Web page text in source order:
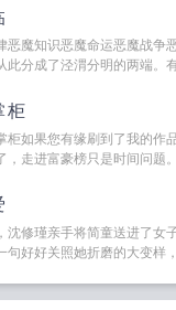
恶魔知识恶魔命运恶魔战争
此分成了泾渭分明的两端。
柜
柜如果您有缘刷到了我的作
，走进富豪榜只是时间问题
沈修瑾亲手将简童送进了女
句好好关照她折磨的大变样